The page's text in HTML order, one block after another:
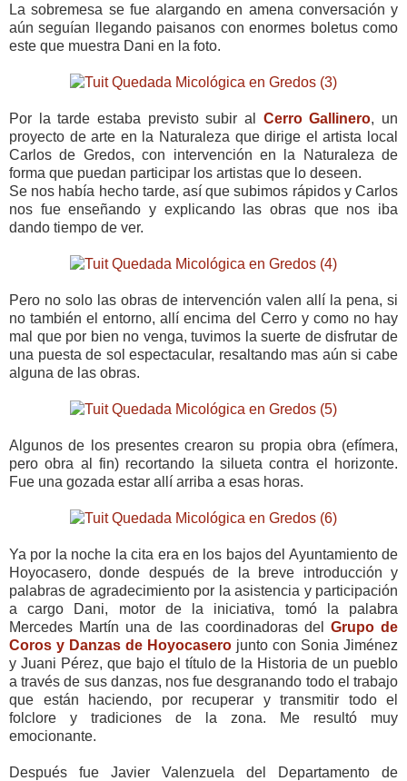
La sobremesa se fue alargando en amena conversación y
aún seguían llegando paisanos con enormes boletus como
este que muestra Dani en la foto.
Por la tarde estaba previsto subir al Cerro Gallinero, un
proyecto de arte en la Naturaleza que dirige el artista local
Carlos de Gredos, con intervención en la Naturaleza de
forma que puedan participar los artistas que lo deseen.
Se nos había hecho tarde, así que subimos rápidos y Carlos
nos fue enseñando y explicando las obras que nos iba
dando tiempo de ver.
Pero no solo las obras de intervención valen allí la pena, si
no también el entorno, allí encima del Cerro y como no hay
mal que por bien no venga, tuvimos la suerte de disfrutar de
una puesta de sol espectacular, resaltando mas aún si cabe
alguna de las obras.
Algunos de los presentes crearon su propia obra (efímera,
pero obra al fin) recortando la silueta contra el horizonte.
Fue una gozada estar allí arriba a esas horas.
Ya por la noche la cita era en los bajos del Ayuntamiento de
Hoyocasero, donde después de la breve introducción y
palabras de agradecimiento por la asistencia y participación
a cargo Dani, motor de la iniciativa, tomó la palabra
Mercedes Martín una de las coordinadoras del Grupo de
Coros y Danzas de Hoyocasero junto con Sonia Jiménez
y Juani Pérez, que bajo el título de la Historia de un pueblo
a través de sus danzas, nos fue desgranando todo el trabajo
que están haciendo, por recuperar y transmitir todo el
folclore y tradiciones de la zona. Me resultó muy
emocionante.
Después fue Javier Valenzuela del Departamento de